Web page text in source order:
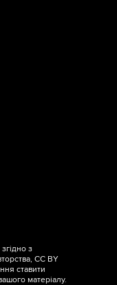
з
CC BY
ставити
матеріалу.